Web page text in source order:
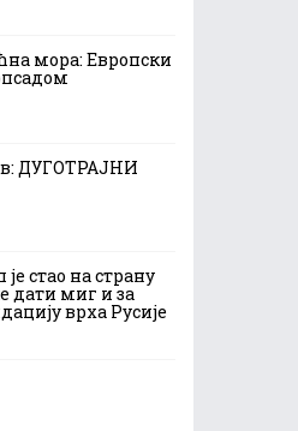
мора: Европски
ДУГОТРАЈНИ
стао на страну
дати миг и за
врха Русије